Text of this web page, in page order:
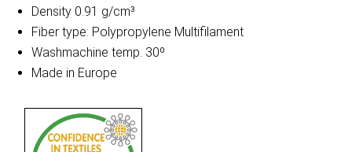
Density 0.91 g/cm³
Fiber type: Polypropylene Multifilament
Washmachine temp. 30º
Made in Europe